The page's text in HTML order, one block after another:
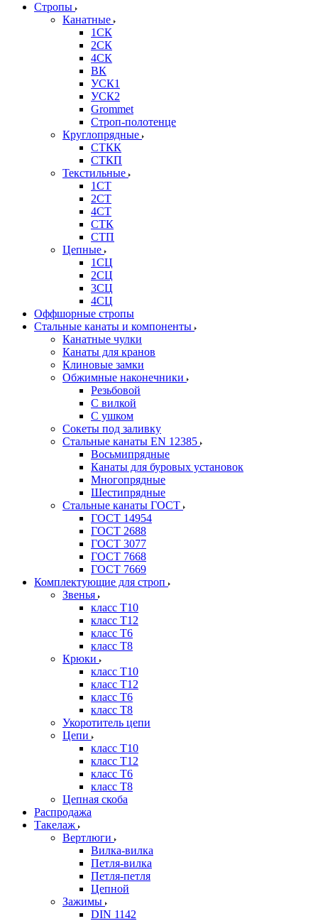
Стропы
Канатные
1СК
2СК
4СК
ВК
УСК1
УСК2
Grommet
Строп-полотенце
Круглопрядные
СТКК
СТКП
Текстильные
1СТ
2СТ
4СТ
СТК
СТП
Цепные
1СЦ
2СЦ
3СЦ
4СЦ
Оффшорные стропы
Стальные канаты и компоненты
Канатные чулки
Канаты для кранов
Клиновые замки
Обжимные наконечники
Резьбовой
С вилкой
С ушком
Сокеты под заливку
Стальные канаты EN 12385
Восьмипрядные
Канаты для буровых установок
Многопрядные
Шестипрядные
Стальные канаты ГОСТ
ГОСТ 14954
ГОСТ 2688
ГОСТ 3077
ГОСТ 7668
ГОСТ 7669
Комплектующие для строп
Звенья
класс Т10
класс Т12
класс Т6
класс Т8
Крюки
класс Т10
класс Т12
класс Т6
класс Т8
Укоротитель цепи
Цепи
класс Т10
класс Т12
класс Т6
класс Т8
Цепная скоба
Распродажа
Такелаж
Вертлюги
Вилка-вилка
Петля-вилка
Петля-петля
Цепной
Зажимы
DIN 1142